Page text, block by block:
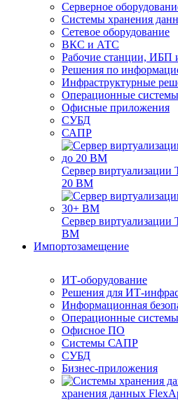
Серверное
Системы хранения
Сетевое оборудование
ВКС и АТС
Рабочие станции, ИБП
Решения по
Инфраструктурные
Операционные системы
Офисные приложения
СУБД
САПР
Сервер виртуализации
20 ВМ
Сервер
ВМ
Импортозамещение
ИТ-оборудование
Решения для ИТ-
Информационная
Операционные системы
Офисное ПО
Системы САПР
СУБД
Бизнес-приложения
хранения данных